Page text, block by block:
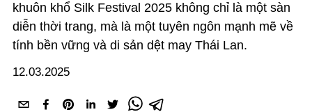
khuôn khổ Silk Festival 2025 không chỉ là một sàn
diễn thời trang, mà là một tuyên ngôn mạnh mẽ về
tính bền vững và di sản dệt may Thái Lan.
12.03.2025